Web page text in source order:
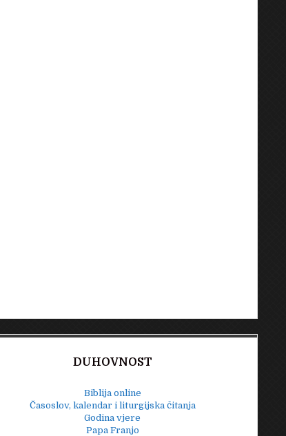
DUHOVNOST
Biblija online
Časoslov, kalendar i liturgijska čitanja
Godina vjere
Papa Franjo